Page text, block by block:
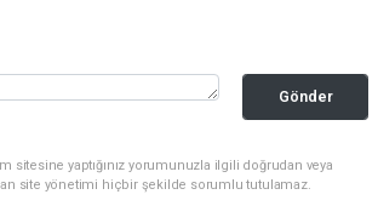
Gönder
sitesine yaptığınız yorumunuzla ilgili doğrudan veya
site yönetimi hiçbir şekilde sorumlu tutulamaz.